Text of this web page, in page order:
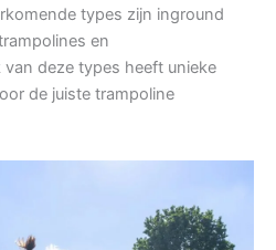
types zijn inground
en
deze types heeft unieke
de juiste trampoline